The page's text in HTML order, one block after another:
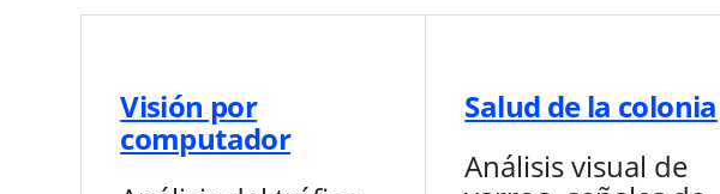
Visión por
computador
Salud de la colonia
Análisis visual de